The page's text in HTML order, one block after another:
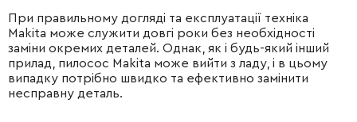
При правильному догляді та експлуатації техніка
Makita може служити довгі роки без необхідності
заміни окремих деталей. Однак, як і будь-який інший
прилад, пилосос Makita може вийти з ладу, і в цьому
випадку потрібно швидко та ефективно замінити
несправну деталь.